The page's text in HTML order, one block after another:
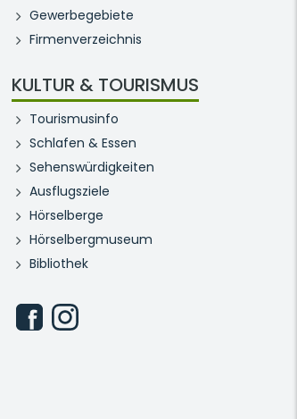
Gewerbegebiete
Firmenverzeichnis
KULTUR & TOURISMUS
Tourismusinfo
Schlafen & Essen
Sehenswürdigkeiten
Ausflugsziele
Hörselberge
Hörselbergmuseum
Bibliothek